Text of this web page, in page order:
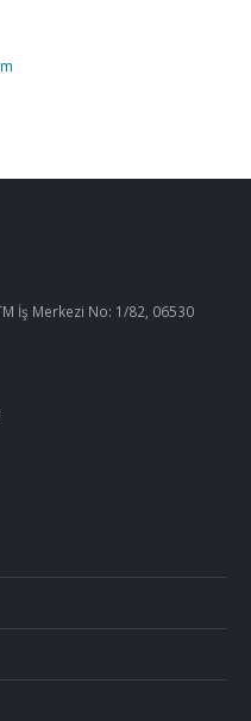
İş Merkezi No: 1/82, 06530